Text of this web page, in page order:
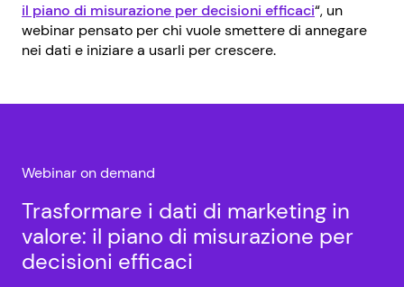
il piano di misurazione per decisioni efficaci“, un
webinar pensato per chi vuole smettere di annegare
nei dati e iniziare a usarli per crescere.
Webinar on demand
Trasformare i dati di marketing in
valore: il piano di misurazione per
decisioni efficaci